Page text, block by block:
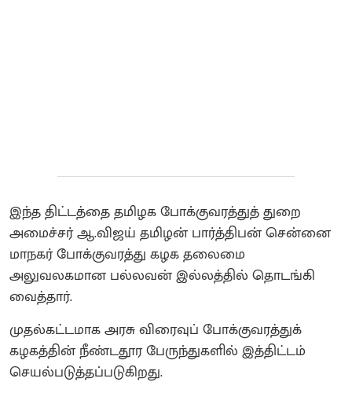
இந்த திட்டத்தை தமிழக போக்குவரத்துத் துறை
அமைச்சர் ஆ.விஜய் தமிழன் பார்த்திபன் சென்னை
மாநகர் போக்குவரத்து கழக தலைமை
அலுவலகமான பல்லவன் இல்லத்தில் தொடங்கி
வைத்தார்.
முதல்கட்டமாக அரசு விரைவுப் போக்குவரத்துக்
கழகத்தின் நீண்டதூர பேருந்துகளில் இத்திட்டம்
செயல்படுத்தப்படுகிறது.